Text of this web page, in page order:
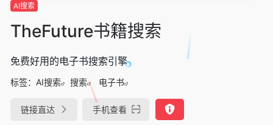
AI搜索
TheFuture书籍搜索
免费好用的电子书搜索引擎
标签： AI搜索 搜索 电子书
链接直达 手机查看